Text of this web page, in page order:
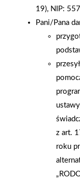
rozrywki jak:
i zabawy, karaoke, a
watę, popcorn, gofry
imprezę prowadził
na hasło
otrzymało
konkurs urodzinowy
19), NIP:
Pani/Pana
z art.
roku